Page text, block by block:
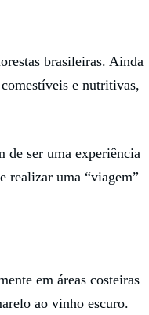
brasileiras. Ainda
e nutritivas,
de ser uma experiência
realizar uma “viagem”
em áreas costeiras
ao vinho escuro.